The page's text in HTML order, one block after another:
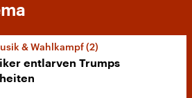
& Wahlkampf (2)
entlarven Trumps